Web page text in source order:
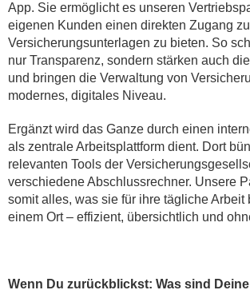
App. Sie ermöglicht es unseren
eigenen Kunden einen direkten Zugang
Versicherungsunterlagen zu bieten. So
nur Transparenz, sondern stärken auch
und bringen die Verwaltung von
modernes, digitales Niveau.
Ergänzt wird das Ganze durch einen
als zentrale Arbeitsplattform dient. Dort
relevanten Tools der
verschiedene Abschlussrechner. Unsere
somit alles, was sie für ihre tägliche Arbeit
einem Ort – effizient, übersichtlich und
Wenn Du zurückblickst: Was sind